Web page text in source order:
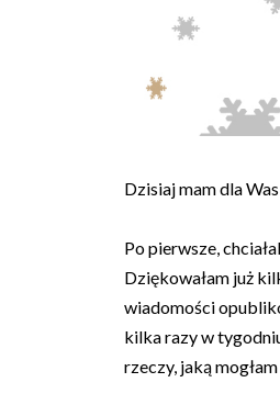
Dzisiaj mam dla
Po pierwsze,
Dziękowałam już
wiadomości
kilka razy w
rzeczy, jaką